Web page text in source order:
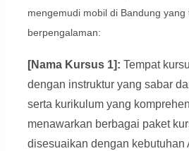
mengemudi mobil di Bandung yang
berpengalaman:
[Nama Kursus 1]: Tempat
dengan instruktur yang sabar
serta kurikulum yang
menawarkan berbagai paket
disesuaikan dengan kebutuhan